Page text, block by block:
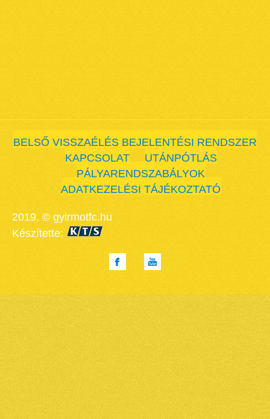
BELSŐ VISSZAÉLÉS BEJELENTÉSI RENDSZER
KAPCSOLAT
UTÁNPÓTLÁS
PÁLYARENDSZABÁLYOK
ADATKEZELÉSI TÁJÉKOZTATÓ
2019. © gyirmotfc.hu
Készítette: